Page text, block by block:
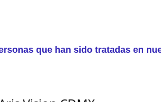
que han sido tratadas en